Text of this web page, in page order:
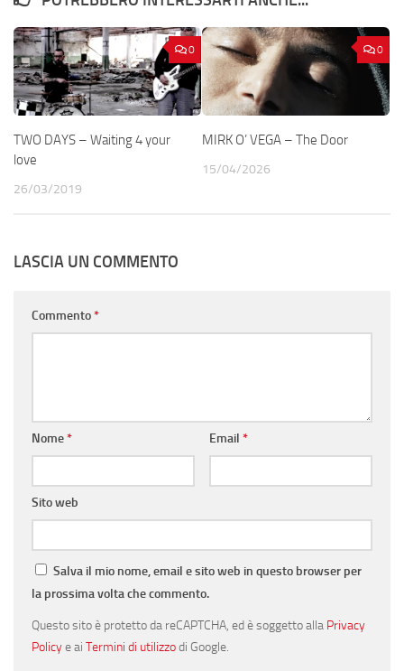
0
TWO DAYS – Waiting 4 your
love
26/03/2019
0
MIRK O’ VEGA – The Door
15/04/2026
LASCIA UN COMMENTO
Commento*
Nome* Email *
Sito web
Salva il mio nome, email e sito web in questo browser per
la prossima volta che commento.
Questo sito è protetto da reCAPTCHA, ed è soggetto alla Privacy
Policye ai Termini di utilizzodi Google.